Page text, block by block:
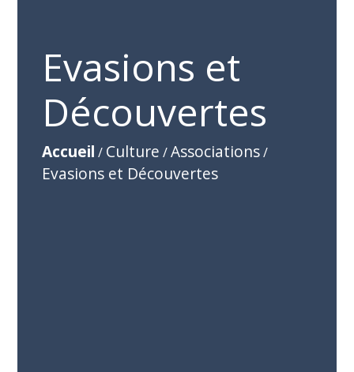
Evasions et
Découvertes
Accueil / Culture /Associations/
Evasions et Découvertes